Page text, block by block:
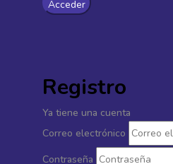
Registro
Ya tiene una cuenta
Correo electrónico
Contraseña